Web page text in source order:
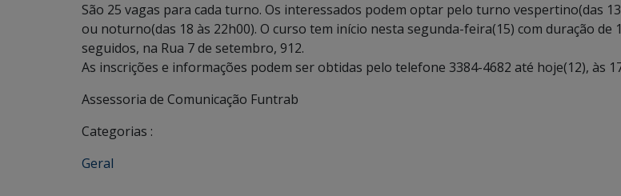
São 25 vagas para cada turno. Os interessados podem optar pelo turno vespertino(das
ou noturno(das 18 às 22h00). O curso tem início nesta segunda-feira(15) com duração de
seguidos, na Rua 7 de setembro, 912.
As inscrições e informações podem ser obtidas pelo telefone 3384-4682 até hoje(12), às
Assessoria de Comunicação Funtrab
Categorias :
Geral